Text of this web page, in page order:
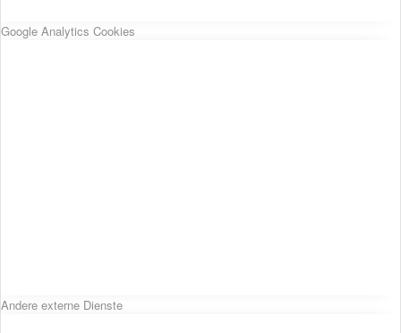
Google Analytics Cookies
Andere externe Dienste